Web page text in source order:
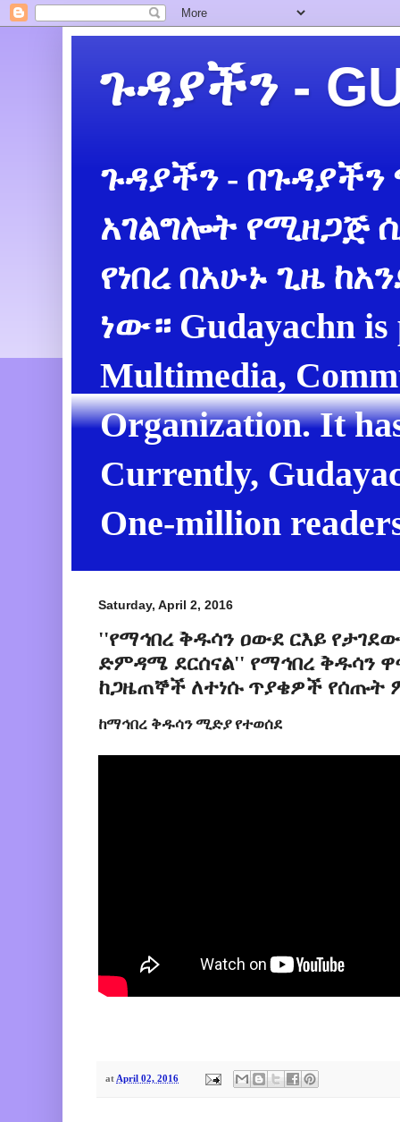
ጉዳያችን -
ጉዳያችን -
አገልግሎት የሚዘጋጅ
የነበረ በአሁኑ ጊዜ
ነው። Gudayachn is
Multimedia,
Organization. It
Currently,
One-million
Saturday, April 2, 2016
''የማኅበረ ቅዱሳን ዐውደ ርእይ
ድምዳሜ ደርሰናል'' የማኅበረ ቅዱሳን
ከጋዜጠኞች ለተነሱ ጥያቄዎች የሰጡት
ከማኅበረ ቅዱሳን ሚድያ የተወሰደ
at April 02, 2016